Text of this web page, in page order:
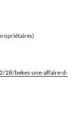
28/bekes-une-affaire-d-